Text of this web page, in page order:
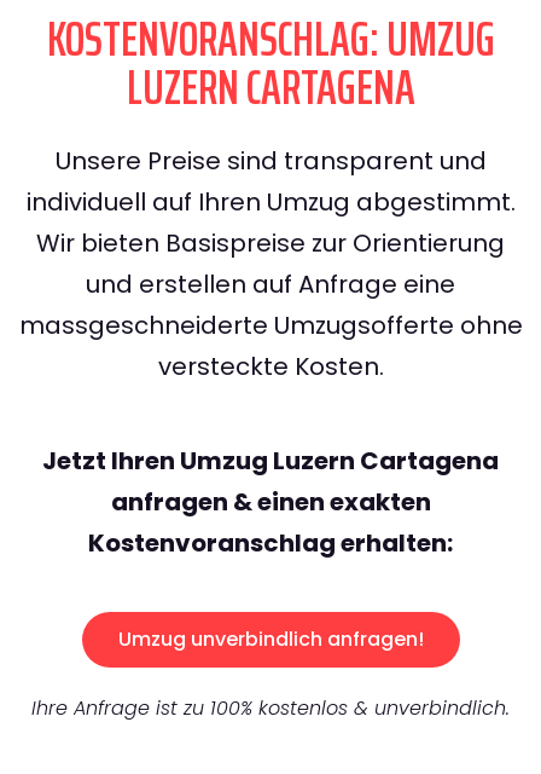
KOSTENVORANSCHLAG: UMZUG
LUZERN CARTAGENA
Unsere Preise sind transparent und
individuell auf Ihren Umzug abgestimmt.
Wir bieten Basispreise zur Orientierung
und erstellen auf Anfrage eine
massgeschneiderte Umzugsofferte ohne
versteckte Kosten.
Jetzt Ihren Umzug Luzern Cartagena
anfragen & einen exakten
Kostenvoranschlag erhalten:
Umzug unverbindlich anfragen!
Ihre Anfrage ist zu 100% kostenlos & unverbindlich.